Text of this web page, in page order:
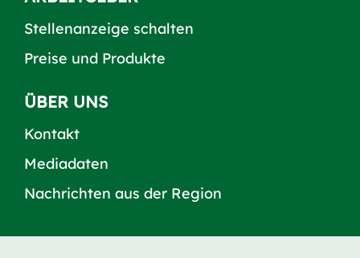
Stellenanzeige schalten
Preise und Produkte
ÜBER UNS
Kontakt
Mediadaten
Nachrichten aus der Region